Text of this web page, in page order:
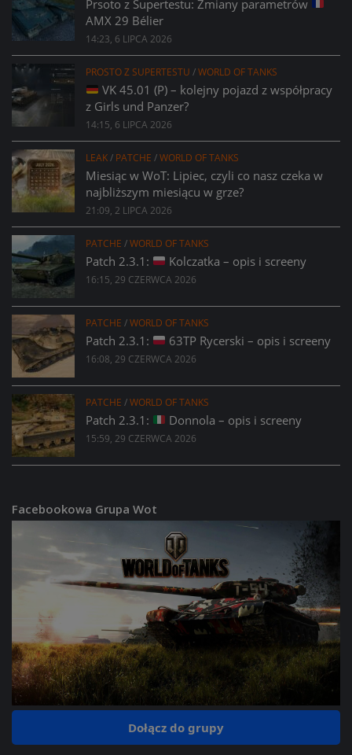
Prsoto z Supertestu: Zmiany parametrów
AMX 29 Bélier
14:23, 6 LIPCA 2026
PROSTO Z SUPERTESTU /WORLD OF TANKS
VK 45.01 (P) – kolejny pojazd z współpracy
z Girls und Panzer?
14:15, 6 LIPCA 2026
LEAK/ PATCHE /WORLD OF TANKS
Miesiąc w WoT: Lipiec, czyli co nasz czeka w
najbliższym miesiącu w grze?
21:09, 2 LIPCA 2026
PATCHE /WORLD OF TANKS
Patch 2.3.1: Kolczatka – opis i screeny
16:15, 29 CZERWCA 2026
PATCHE /WORLD OF TANKS
Patch 2.3.1: 63TP Rycerski – opis i screeny
16:08, 29 CZERWCA 2026
PATCHE /WORLD OF TANKS
Patch 2.3.1: Donnola – opis i screeny
15:59, 29 CZERWCA 2026
Facebookowa Grupa Wot
Dołącz do grupy